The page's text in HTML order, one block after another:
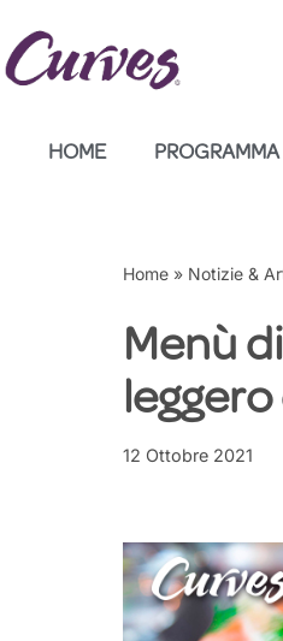
Vai
HOME
Home » Notizie &
Menù
12 Ottobre 2021